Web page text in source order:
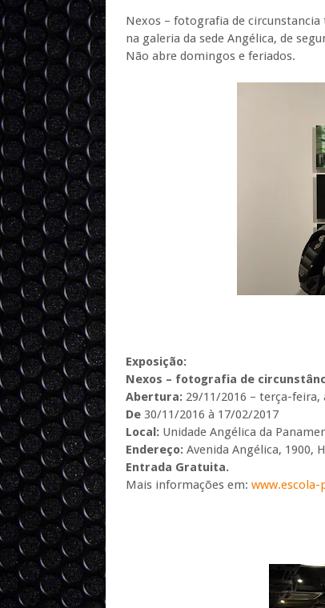
Nexos – fotografia de
na galeria da sede Angélica, de
Não abre domingos e feriados.
Exposição:
Nexos – fotografia de
Abertura: 29/11/2016 – terça-feira,
De 30/11/2016 à 17/02/2017
Local: Unidade Angélica da
Endereço: Avenida Angélica, 1900,
Entrada Gratuita.
Mais informações em: